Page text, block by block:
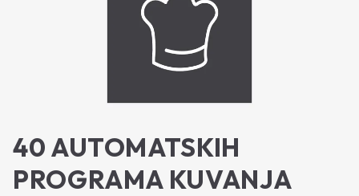
40 AUTOMATSKIH
PROGRAMA KUVANJA